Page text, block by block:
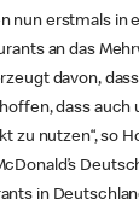
nun erstmals in
an das
davon,
dass auch
zu nutzen“, so